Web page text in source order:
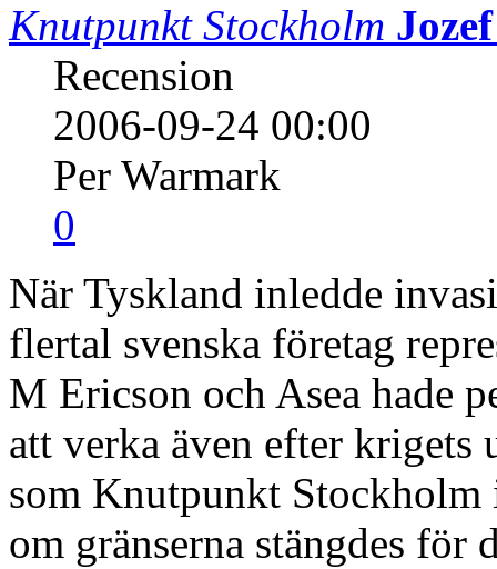
Knutpunkt Stockholm
Recension
2006-09-24 00:00
Per Warmark
0
När Tyskland inledde
flertal svenska företag
M Ericson och Asea hade
att verka även efter krigets
som Knutpunkt Stockholm
om gränserna stängdes